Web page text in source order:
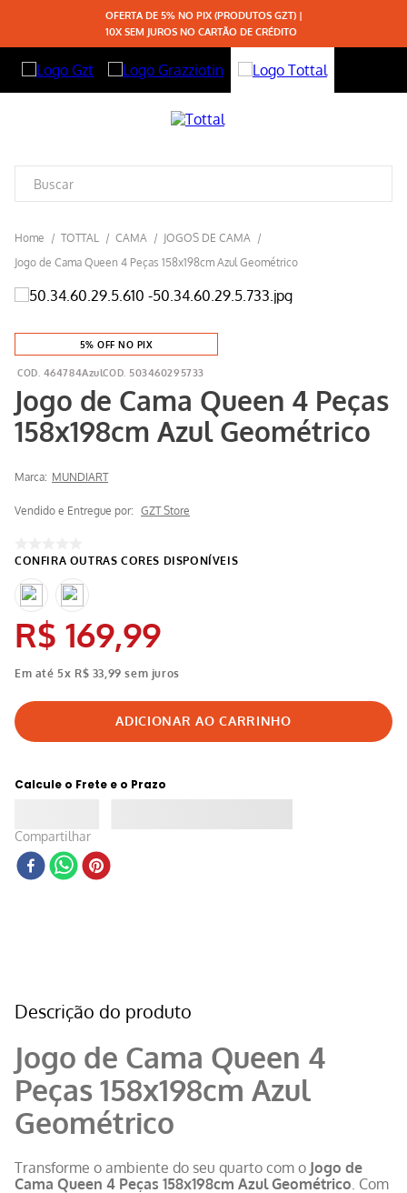
OFERTA DE 5% NO PIX (PRODUTOS GZT) |
10X SEM JUROS NO CARTÃO DE CRÉDITO
TOTTAL CAMA
JOGOS DE CAMA
Jogo de Cama Queen 4 Peças 158x198cm Azul Geométrico
5% OFF NO PIX
464784Azul 503460295733
Jogo de Cama Queen 4 Peças
158x198cm Azul Geométrico
Marca: MUNDIART
Vendido e Entregue por: GZT Store
R$ 169,99
Em até 5x R$ 33 99 sem juros
Calcule o Frete e o Prazo
Compartilhar
Descrição do produto
Jogo de Cama Queen 4
Peças 158x198cm Azul
Geométrico
Transforme o ambiente do seu quarto com o Jogo de
Cama Queen 4 Peças 158x198cm Azul Geométrico . Com